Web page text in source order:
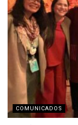
COMUNICADOS